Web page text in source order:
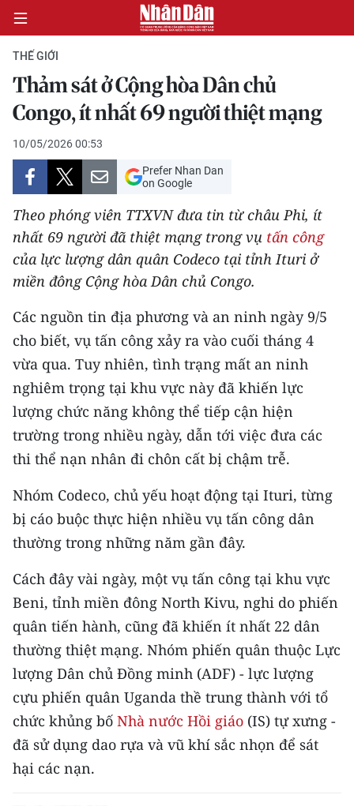
CHÍNH TRỊ
KINH TẾ
VĂN HÓA
XÃ HỘI
PHÁP LUẬT
THẾ GIỚI
THỂ THAO
GIÁO DỤC
Y TẾ
KHOA HỌC - CÔNG NGHỆ
MÔI TRƯỜNG
KIỂM CHỨNG THÔNG TIN
TRI THỨC CHUYÊN SÂU
54 DÂN TỘC VIỆT NAM
CHƯƠNG TRÌNH OCOP - MỖI XÃ
MỘT SẢN PHẨM
THẾ GIỚI
Thảm sát ở Cộng hòa Dân chủ
Congo, ít nhất 69 người thiệt mạng
10/05/2026 00:53
Prefer Nhan Dan
on Google
Theo phóng viên TTXVN đưa tin từ châu Phi, ít
nhất 69 người đã thiệt mạng trong vụ tấn công
của lực lượng dân quân Codeco tại tỉnh Ituri ở
miền đông Cộng hòa Dân chủ Congo.
Các nguồn tin địa phương và an ninh ngày 9/5
cho biết, vụ tấn công xảy ra vào cuối tháng 4
vừa qua. Tuy nhiên, tình trạng mất an ninh
nghiêm trọng tại khu vực này đã khiến lực
lượng chức năng không thể tiếp cận hiện
trường trong nhiều ngày, dẫn tới việc đưa các
thi thể nạn nhân đi chôn cất bị chậm trễ.
Nhóm Codeco, chủ yếu hoạt động tại Ituri, từng
bị cáo buộc thực hiện nhiều vụ tấn công dân
thường trong những năm gần đây.
Cách đây vài ngày, một vụ tấn công tại khu vực
Beni, tỉnh miền đông North Kivu, nghi do phiến
quân tiến hành, cũng đã khiến ít nhất 22 dân
thường thiệt mạng. Nhóm phiến quân thuộc Lực
lượng Dân chủ Đồng minh (ADF) - lực lượng
cựu phiến quân Uganda thề trung thành với tổ
chức khủng bố Nhà nước Hồi giáo (IS) tự xưng -
đã sử dụng dao rựa và vũ khí sắc nhọn để sát
hại các nạn.